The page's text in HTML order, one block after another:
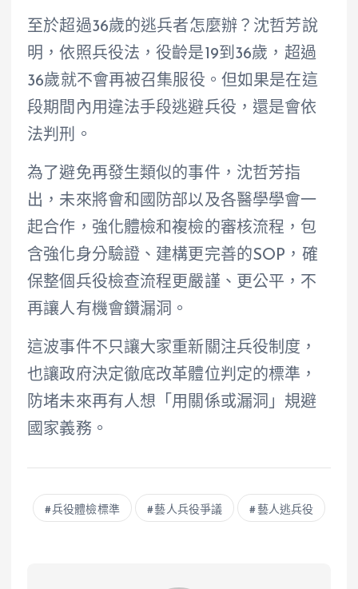
至於超過36歲的逃兵者怎麼辦？沈哲芳說
明，依照兵役法，役齡是19到36歲，超過
36歲就不會再被召集服役。但如果是在這
段期間內用違法手段逃避兵役，還是會依
法判刑。
為了避免再發生類似的事件，沈哲芳指
出，未來將會和國防部以及各醫學學會一
起合作，強化體檢和複檢的審核流程，包
含強化身分驗證、建構更完善的SOP，確
保整個兵役檢查流程更嚴謹、更公平，不
再讓人有機會鑽漏洞。
這波事件不只讓大家重新關注兵役制度，
也讓政府決定徹底改革體位判定的標準，
防堵未來再有人想「用關係或漏洞」規避
國家義務。
兵役體檢標準 藝人兵役爭議 藝人逃兵役